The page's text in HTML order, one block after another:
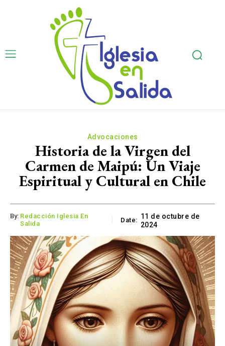
Advocaciones
Historia de la Virgen del
Carmen de Maipú: Un Viaje
Espiritual y Cultural en Chile
By: Redacción Iglesia En
Salida
Date: 11 de octubre de
2024